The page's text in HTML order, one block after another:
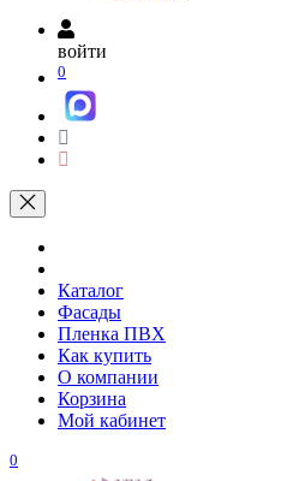
войти
0
Каталог
Фасады
Пленка ПВХ
Как купить
О компании
Корзина
Мой кабинет
0